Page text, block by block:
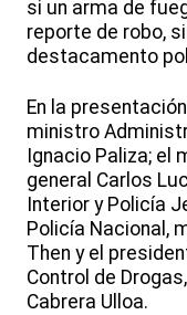
si un arma de
reporte de robo,
En la
ministro
Ignacio Paliza; el
general Carlos
Interior y Policía
Policía Nacional,
Then y el
Control de
Cabrera Ulloa.